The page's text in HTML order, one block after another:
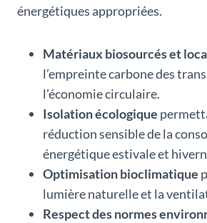
énergétiques appropriées.
Matériaux biosourcés et
l’empreinte carbone des
l’économie circulaire.
Isolation écologique
réduction sensible de la
énergétique estivale et
Optimisation bioclimatique
lumière naturelle et la
Respect des normes